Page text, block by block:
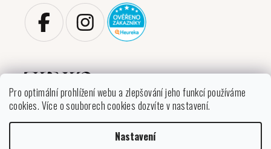
Pro optimální prohlížení webu a zlepšování jeho funkcí používáme
cookies. Více o souborech cookies dozvíte v nastavení.
Nastavení
Copyright 2026VINIKO. Všechna práva vyhrazena.
Upravit nastavení cookies